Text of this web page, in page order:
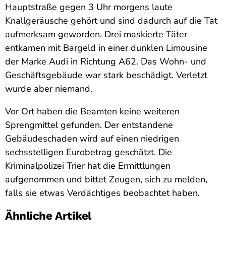
Hauptstraße gegen 3 Uhr morgens laute
Knallgeräusche gehört und sind dadurch auf die Tat
aufmerksam geworden. Drei maskierte Täter
entkamen mit Bargeld in einer dunklen Limousine
der Marke Audi in Richtung A62. Das Wohn- und
Geschäftsgebäude war stark beschädigt. Verletzt
wurde aber niemand.
Vor Ort haben die Beamten keine weiteren
Sprengmittel gefunden. Der entstandene
Gebäudeschaden wird auf einen niedrigen
sechsstelligen Eurobetrag geschätzt. Die
Kriminalpolizei Trier hat die Ermittlungen
aufgenommen und bittet Zeugen, sich zu melden,
falls sie etwas Verdächtiges beobachtet haben.
Ähnliche Artikel